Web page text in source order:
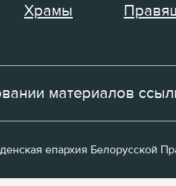
Храмы
материалов
епархия Белорусской